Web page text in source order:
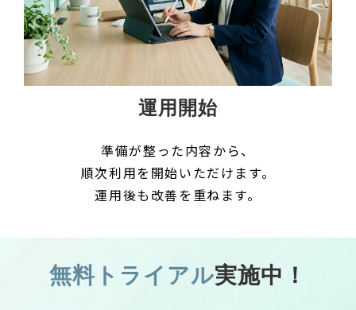
運用開始
準備が整った内容から、
順次利用を開始いただけます。
運用後も改善を重ねます。
無料トライアル実施中！